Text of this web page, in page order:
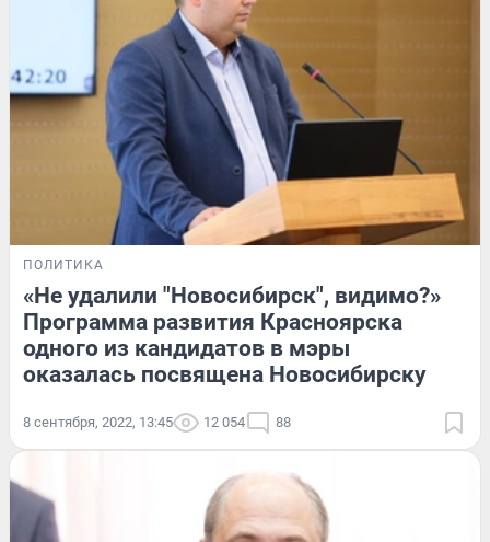
ПОЛИТИКА
«Не удалили "Новосибирск", видимо?»
Программа развития Красноярска
одного из кандидатов в мэры
оказалась посвящена Новосибирску
8 сентября, 2022, 13:45 12 054 88